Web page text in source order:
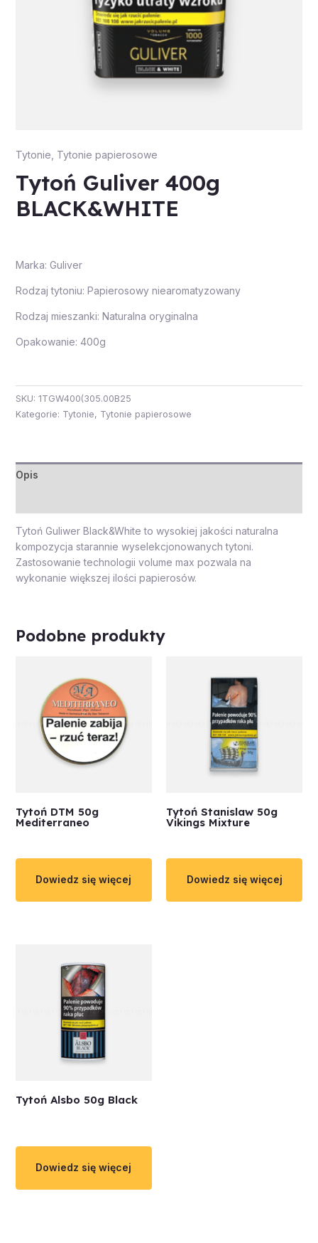
Tytonie Tytonie papierosowe
Tytoń Guliver 400g
BLACK&WHITE
Marka: Guliver
Rodzaj tytoniu: Papierosowy niearomatyzowany
Rodzaj mieszanki: Naturalna oryginalna
Opakowanie: 400g
SKU: 1TGW400(305.00B25
Kategorie: Tytonie, Tytonie papierosowe
Opis
Tytoń Guliwer Black&White to wysokiej jakości naturalna
kompozycja starannie wyselekcjonowanych tytoni.
Zastosowanie technologii volume max pozwala na
wykonanie większej ilości papierosów.
Podobne produkty
Tytoń DTM 50g
Mediterraneo
Dowiedz się więcej
Tytoń Stanislaw 50g
Vikings Mixture
Dowiedz się więcej
Tytoń Alsbo 50g Black
Dowiedz się więcej